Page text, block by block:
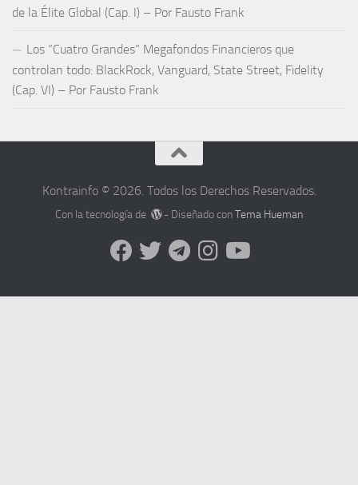
de la Élite Global (Cap. I) – Por Fausto Frank
Los “Cuatro Grandes” Megafondos Financieros que
controlan todo: BlackRock, Vanguard, State Street, Fidelity
(Cap. VI) – Por Fausto Frank
Kontrainfo © 2026. Todos los Derechos Reservados.
Con la tecnología de - Diseñado conTema Hueman